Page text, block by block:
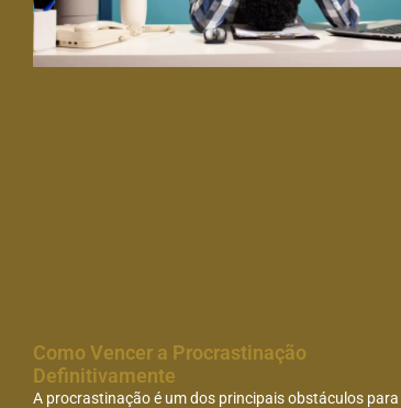
Como Vencer a Procrastinação
Definitivamente
A procrastinação é um dos principais obstáculos para